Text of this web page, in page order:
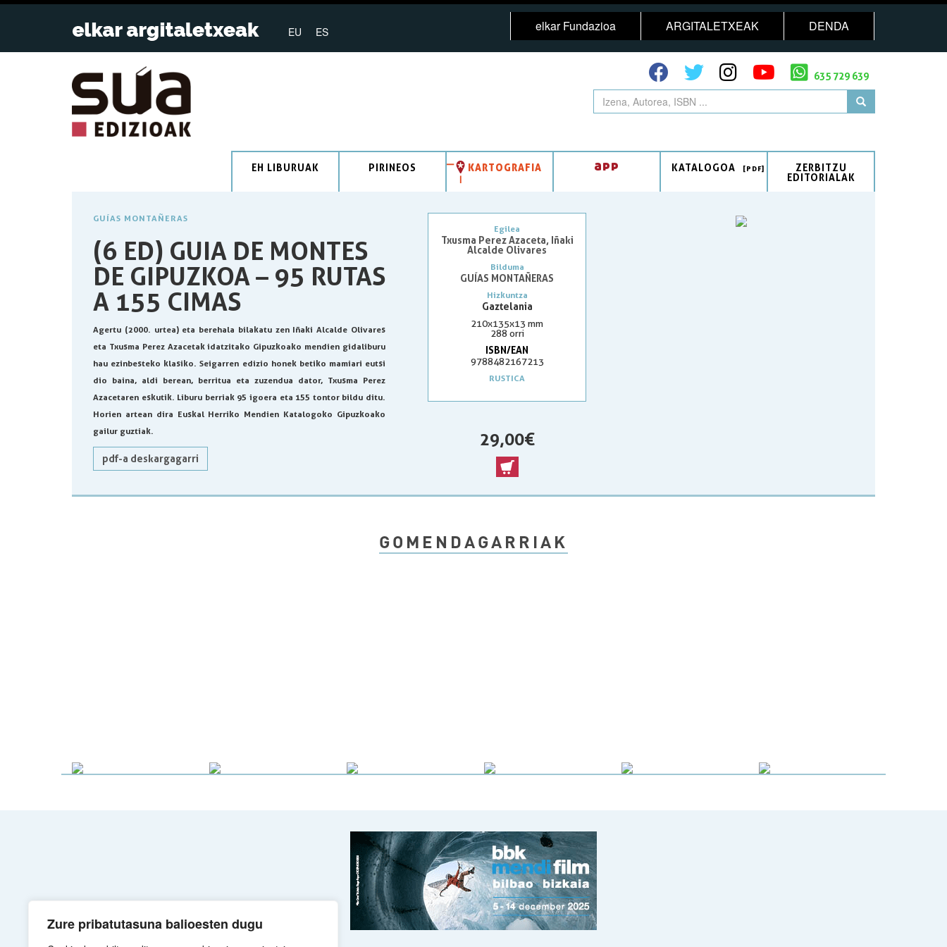
Zure pribatutasuna balioesten dugu
EU ES elkar Fundazioa ARGITALETXEAK DENDA
635 729 639
EH LIBURUAK PIRINEOS KARTOGRAFIA app KATALOGOA
ZERBITZU
EDITORIALAK
GUÍAS MONTAÑERAS
(6 ED) GUIA DE MONTES
DE GIPUZKOA – 95 RUTAS
A 155 CIMAS
Agertu (2000. urtea) eta berehala bilakatu zen Iñaki Alcalde Olivares
eta Txusma Perez Azacetak idatzitako Gipuzkoako mendien gidaliburu
hau ezinbesteko klasiko. Seigarren edizio honek betiko mamiari eutsi
dio baina, aldi berean, berritua eta zuzendua dator, Txusma Perez
Azacetaren eskutik. Liburu berriak 95 igoera eta 155 tontor bildu ditu.
Horien artean dira Euskal Herriko Mendien Katalogoko Gipuzkoako
gailur guztiak.
pdf-a deskargagarri
Egilea
Txusma Perez Azaceta, Iñaki
Alcalde Olivares
Bilduma
GUÍAS MONTAÑERAS
Hizkuntza
Gaztelania
210x135x13 mm
288 orri
ISBN/EAN
9788482167213
RUSTICA
29,00 €
GOMENDAGARRIAK